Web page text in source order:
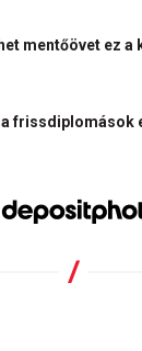
mentőövet ez a
frissdiplomások